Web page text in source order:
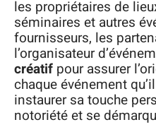
les propriétaires de
séminaires et autres
fournisseurs, les
l’organisateur
créatif pour assurer
chaque événement
instaurer sa touche
notoriété et se